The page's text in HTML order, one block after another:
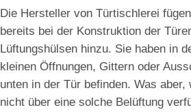
Die Hersteller von Türtischlerei
bereits bei der Konstruktion der
Lüftungshülsen hinzu. Sie haben in
kleinen Öffnungen, Gittern oder
unten in der Tür befinden. Was aber,
nicht über eine solche Belüftung